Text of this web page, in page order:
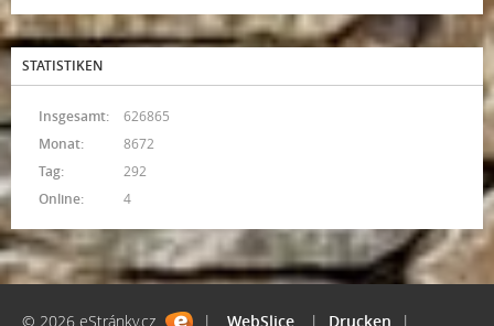
STATISTIKEN
Online: 4
Insgesamt:
626865
Monat:
8672
Tag:
292
© 2026 eStránky.cz | WebSlice | Drucken |